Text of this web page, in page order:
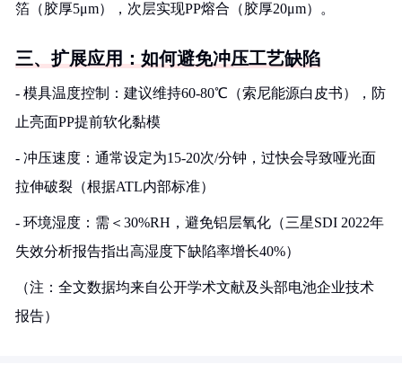
箔（胶厚5μm），次层实现PP熔合（胶厚20μm）。
三、扩展应用：如何避免冲压工艺缺陷
- 模具温度控制：建议维持60-80℃（索尼能源白皮书），防
止亮面PP提前软化黏模
- 冲压速度：通常设定为15-20次/分钟，过快会导致哑光面
拉伸破裂（根据ATL内部标准）
- 环境湿度：需＜30%RH，避免铝层氧化（三星SDI 2022年
失效分析报告指出高湿度下缺陷率增长40%）
（注：全文数据均来自公开学术文献及头部电池企业技术
报告）